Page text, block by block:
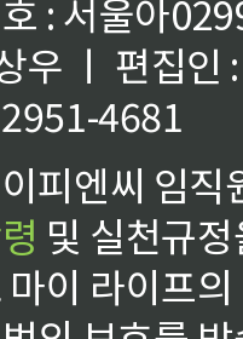
: 서울아
우 ㅣ 편집인
4681
피엔씨 임
및 실천규
이 라이프